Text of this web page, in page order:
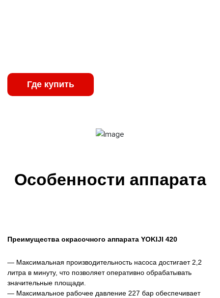
Где купить
Особенности аппарата
Преимущества окрасочного аппарата YOKIJI 420
— Максимальная производительность насоса достигает 2,2
литра в минуту, что позволяет оперативно обрабатывать
значительные площади.
— Максимальное рабочее давление 227 бар обеспечивает